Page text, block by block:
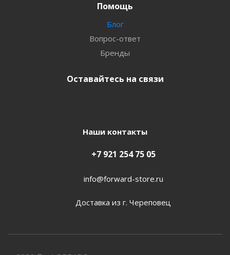
Помощь
Блог
Вопрос-ответ
Бренды
Оставайтесь на связи
Наши контакты
+7 921 254 75 05
info@forward-store.ru
Доставка из г. Череповец